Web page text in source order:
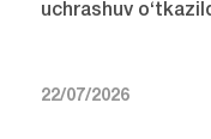
uchrashuv
22/07/2026